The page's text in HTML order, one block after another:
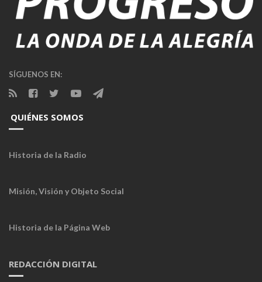
SÍGUENOS EN:
QUIÉNES SOMOS
Historia de la Radio
Misión, Visión y Objeto Social
Historia de la Página Web
REDACCIÓN DIGITAL